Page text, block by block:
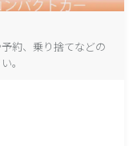
約、乗り捨てなどの
。